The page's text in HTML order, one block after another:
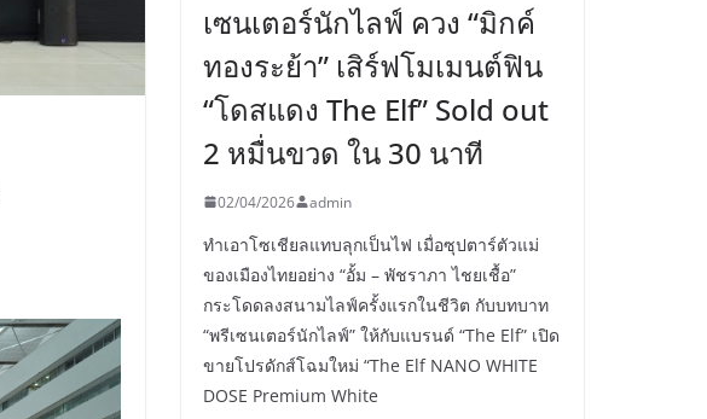
เซนเตอร์นักไลฟ์ ควง “มิกค์
ทองระย้า” เสิร์ฟโมเมนต์ฟิน
“โดสแดง The Elf” Sold out
2 หมื่นขวด ใน 30 นาที
02/04/2026 admin
ทำเอาโซเชียลแทบลุกเป็นไฟ เมื่อซุปตาร์ตัวแม่
ของเมืองไทยอย่าง “อั้ม – พัชราภา ไชยเชื้อ”
กระโดดลงสนามไลฟ์ครั้งแรกในชีวิต กับบทบาท
“พรีเซนเตอร์นักไลฟ์” ให้กับแบรนด์ “The Elf” เปิด
ขายโปรดักส์โฉมใหม่ “The Elf NANO WHITE
DOSE Premium White